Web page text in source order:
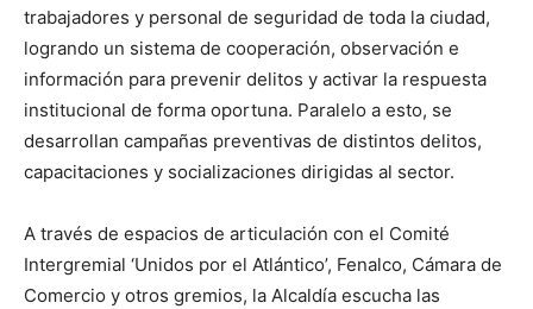
trabajadores y personal de seguridad de toda la ciudad,
logrando un sistema de cooperación, observación e
información para prevenir delitos y activar la respuesta
institucional de forma oportuna. Paralelo a esto, se
desarrollan campañas preventivas de distintos delitos,
capacitaciones y socializaciones dirigidas al sector.
A través de espacios de articulación con el Comité
Intergremial ‘Unidos por el Atlántico’, Fenalco, Cámara de
Comercio y otros gremios, la Alcaldía escucha las